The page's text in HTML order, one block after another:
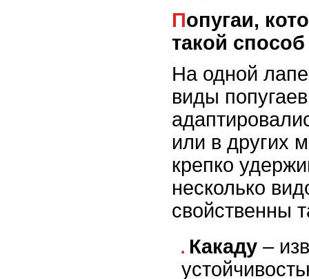
Попугаи, которым характерен
такой
На одной
виды
или в других
крепко
несколько
свойственны
Какаду –